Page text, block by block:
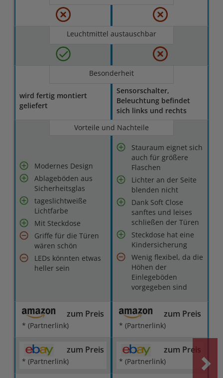
Leuchtmittel austauschbar
Besonderheit
wird fertig montiert
geliefert
Sensorschalter,
Beleuchtung befindet
sich links und rechts
Vorteile und Nachteile
Modernes Design
Ablageböden aus
Sicherheitsglas
tageslichtweiße
Lichtfarbe
Mit Steckdose
Griffe für die Türen
wären schön
LEDs könnten etwas
heller sein
Stauraum eignet sich
auch für größere
Flaschen
Lichter an der Seite
blenden nicht
Dank Soft Close
sanftes und leises
schließen der Türen
Steckdose hat eine
Kindersicherung
Wenig flexibel, da die
Höhen der
Einlegeböden
vorgegeben sind
zum Preis
* (Partnerlink)
zum Preis
* (Partnerlink)
zum Preis
* (Partnerlink)
zum Preis
* (Partnerlink)